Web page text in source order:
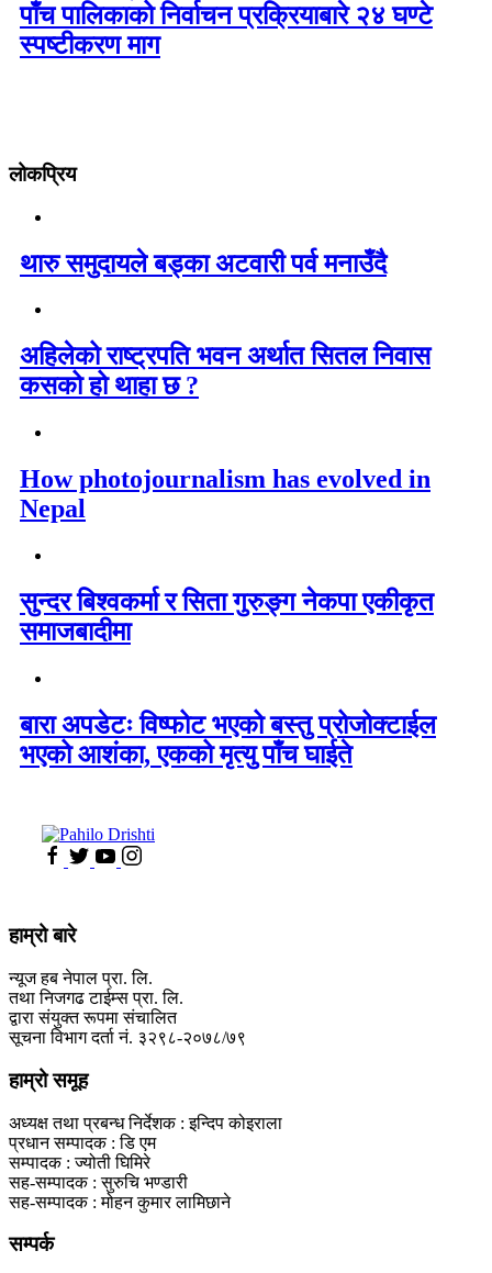
पाँच पालिकाको निर्वाचन प्रक्रियाबारे २४ घण्टे
स्पष्टीकरण माग
लोकप्रिय
थारु समुदायले बड्का अटवारी पर्व मनाउँदै
अहिलेको राष्ट्रपति भवन अर्थात सितल निवास
कसको हो थाहा छ ?
How photojournalism has evolved in
Nepal
सुन्दर बिश्वकर्मा र सिता गुरुङ्ग नेकपा एकीकृत
समाजबादीमा
बारा अपडेटः विष्फोट भएको बस्तु प्रोजोक्टाईल
भएको आशंका, एकको मृत्यु पाँच घाईते
हाम्रो बारे
न्यूज हब नेपाल प्रा. लि.
तथा निजगढ टाईम्स प्रा. लि.
द्वारा संयुक्त रूपमा संचालित
सूचना विभाग दर्ता नं. ३२९८-२०७८/७९
हाम्रो समूह
अध्यक्ष तथा प्रबन्ध निर्देशक : इन्दिप कोइराला
प्रधान सम्पादक : डि एम
सम्पादक : ज्योती घिमिरे
सह-सम्पादक : सुरुचि भण्डारी
सह-सम्पादक : मोहन कुमार लामिछाने
सम्पर्क